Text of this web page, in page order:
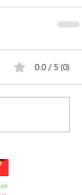
0.0 / 5 (0)